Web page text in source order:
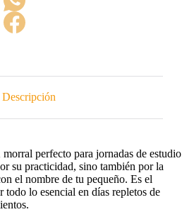
Descripción
perfecto para jornadas de estudio
su practicidad, sino también por la
el nombre de tu pequeño. Es el
todo lo esencial en días repletos de